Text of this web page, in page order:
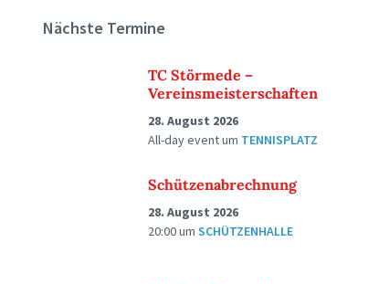
Nächste Termine
TC Störmede –
Vereinsmeisterschaften
28. August 2026
All-day eventum TENNISPLATZ
Schützenabrechnung
28. August 2026
20:00umSCHÜTZENHALLE